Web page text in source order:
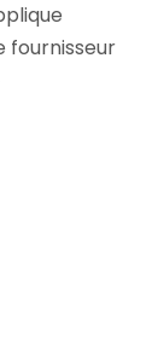
fournisseur